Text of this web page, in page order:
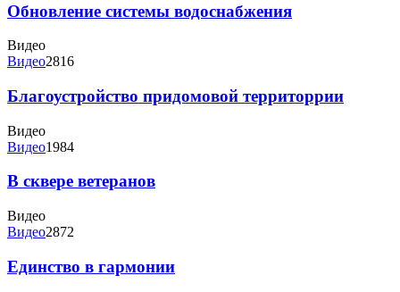
Обновление системы водоснабжения
Видео
Видео2816
Благоустройство придомовой территоррии
Видео
Видео1984
В сквере ветеранов
Видео
Видео2872
Единство в гармонии